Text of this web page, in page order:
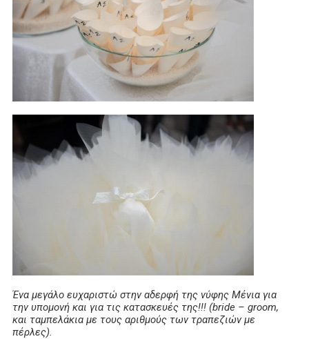
Ένα μεγάλο ευχαριστώ στην αδερφή της νύφης Μένια για
την υπομονή και για τις κατασκευές της!!! (bride – groom,
και ταμπελάκια με τους αριθμούς των τραπεζιών με
πέρλες).